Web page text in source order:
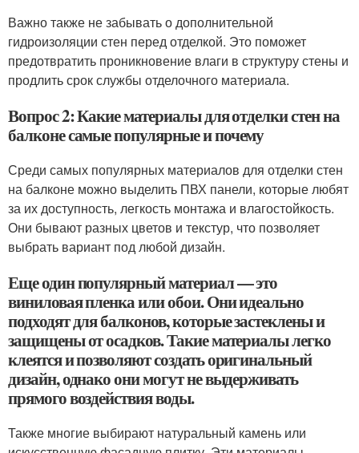
Важно также не забывать о дополнительной
гидроизоляции стен перед отделкой. Это поможет
предотвратить проникновение влаги в структуру стены и
продлить срок службы отделочного материала.
Вопрос 2: Какие материалы для отделки стен на
балконе самые популярные и почему
Среди самых популярных материалов для отделки стен
на балконе можно выделить ПВХ панели, которые любят
за их доступность, легкость монтажа и влагостойкость.
Они бывают разных цветов и текстур, что позволяет
выбрать вариант под любой дизайн.
Еще один популярный материал — это
виниловая пленка или обои. Они идеально
подходят для балконов, которые застеклены и
защищены от осадков. Такие материалы легко
клеятся и позволяют создать оригинальный
дизайн, однако они могут не выдерживать
прямого воздействия воды.
Также многие выбирают натуральный камень или